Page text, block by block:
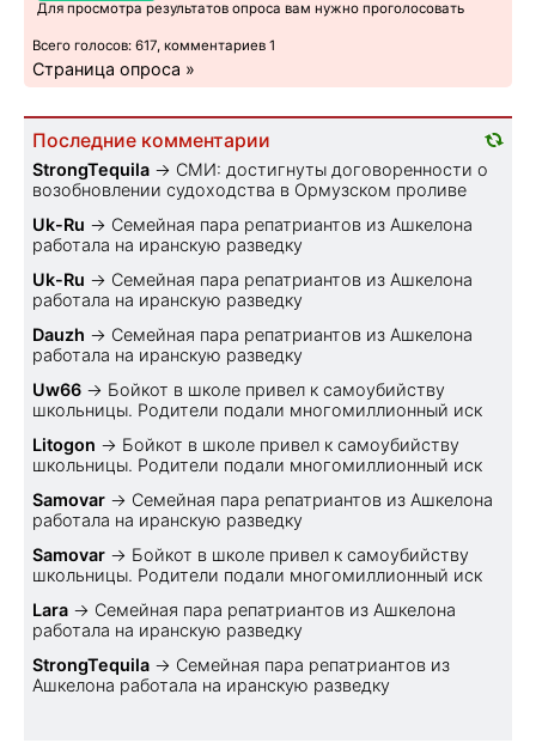
Для просмотра результатов опроса вам нужно проголосовать
Всего голосов: 617, комментариев 1
Страница опроса »
Последние комментарии
StrongTequila → СМИ: достигнуты договоренности о
возобновлении судоходства в Ормузском проливе
Uk-Ru → Семейная пара репатриантов из Ашкелона
работала на иранскую разведку
Uk-Ru → Семейная пара репатриантов из Ашкелона
работала на иранскую разведку
Dauzh → Семейная пара репатриантов из Ашкелона
работала на иранскую разведку
Uw66 → Бойкот в школе привел к самоубийству
школьницы. Родители подали многомиллионный иск
Litogon → Бойкот в школе привел к самоубийству
школьницы. Родители подали многомиллионный иск
Samovar → Семейная пара репатриантов из Ашкелона
работала на иранскую разведку
Samovar → Бойкот в школе привел к самоубийству
школьницы. Родители подали многомиллионный иск
Lara → Семейная пара репатриантов из Ашкелона
работала на иранскую разведку
StrongTequila → Семейная пара репатриантов из
Ашкелона работала на иранскую разведку